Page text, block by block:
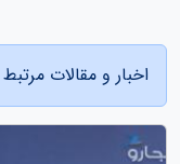
اخبار و مقالات مرتبط